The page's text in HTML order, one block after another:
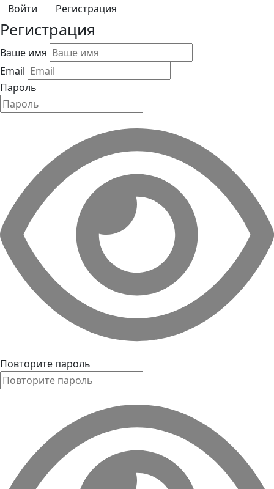
Регистрация
Регистрация
Ваше имя
Email
Пароль
Повторите пароль